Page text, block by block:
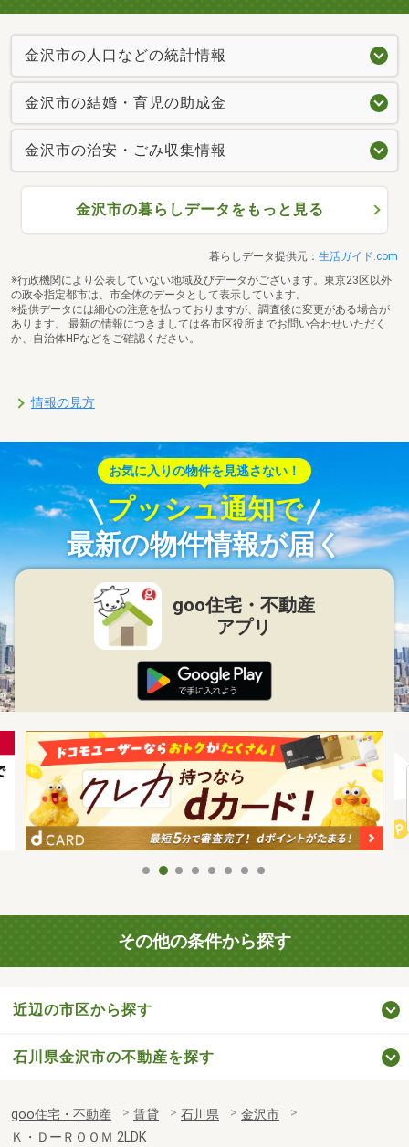
金沢市の人口などの統計情報
金沢市の結婚・育児の助成金
金沢市の治安・ごみ収集情報
金沢市の暮らしデータをもっと見る
暮らしデータ提供元： 生活ガイド.com
※行政機関により公表していない地域及びデータがございます。東京23区以外
の政令指定都市は、市全体のデータとして表示しています。
※提供データには細心の注意を払っておりますが、調査後に変更がある場合が
あります。 最新の情報につきましては各市区役所までお問い合わせいただく
か、自治体HPなどをご確認ください。
情報の見方
お気に入りの物件を見逃さない！
プッシュ通知で
最新の物件情報が届く
goo住宅・不動産
アプリ
その他の条件から探す
近辺の市区から探す
石川県金沢市の不動産を探す
goo住宅・不動産 賃貸 石川県
金沢市
Ｋ・ＤーＲＯＯＭ 2LDK